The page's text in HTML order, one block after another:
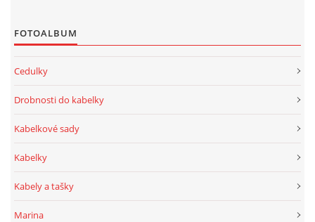
FOTOALBUM
Cedulky
Drobnosti do kabelky
Kabelkové sady
Kabelky
Kabely a tašky
Marina